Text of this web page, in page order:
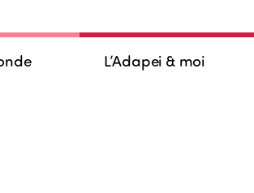
L’Adapei & moi